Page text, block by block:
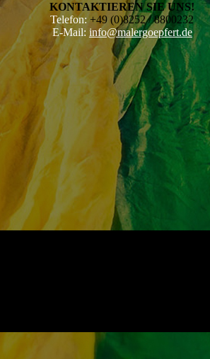
KONTAKTIEREN SIE UNS!
Telefon: +49 (0)8252 / 8800232
E-Mail: info@malergoepfert.de